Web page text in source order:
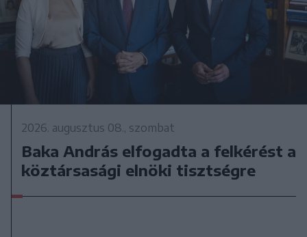
2026. augusztus 08., szombat
Baka András elfogadta a felkérést a
köztársasági elnöki tisztségre